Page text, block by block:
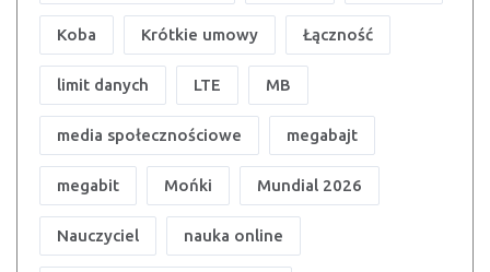
Koba Krótkie umowy Łączność
limit danych LTE MB
media społecznościowe megabajt
megabit Mońki Mundial 2026
Nauczyciel nauka online